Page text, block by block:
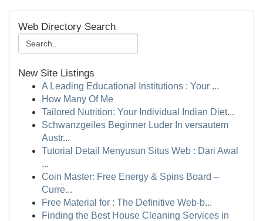
Web Directory Search
New Site Listings
A Leading Educational Institutions : Your ...
How Many Of Me
Tailored Nutrition: Your Individual Indian Diet...
Schwanzgeiles Beginner Luder In versautem
Austr...
Tutorial Detail Menyusun Situs Web : Dari Awal
...
Coin Master: Free Energy & Spins Board –
Curre...
Free Material for : The Definitive Web-b...
Finding the Best House Cleaning Services in